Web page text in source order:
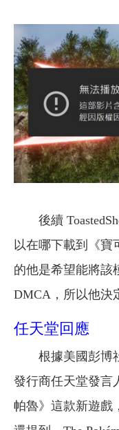
後續
以在哪下載到《寶
的他是希望能將該
DMCA，所以他決
任天堂回應
根據美國彭博
發行商任天堂發言
帕魯》這款新遊戲